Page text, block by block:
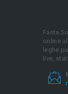
online
leghe
live,